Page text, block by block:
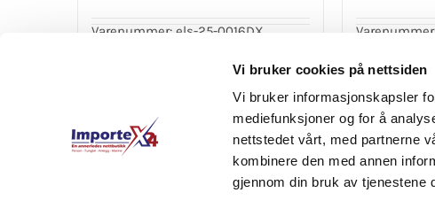
Vi bruker cookies på nettsiden
Vi bruker informasjonskapsler
mediefunksjoner og for å
nettstedet vårt, med partnerne
kombinere den med annen
gjennom din bruk av tjenestene
Varenummer: els-25-0016DX
Detaljer